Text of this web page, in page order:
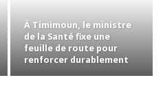
À Timimoun, le ministre
de la Santé fixe une
feuille de route pour
renforcer durablement